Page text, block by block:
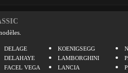
DELAGE
DELAHAYE
FACEL VEGA
KOENIGSEGG
LAMBORGHINI
LANCIA